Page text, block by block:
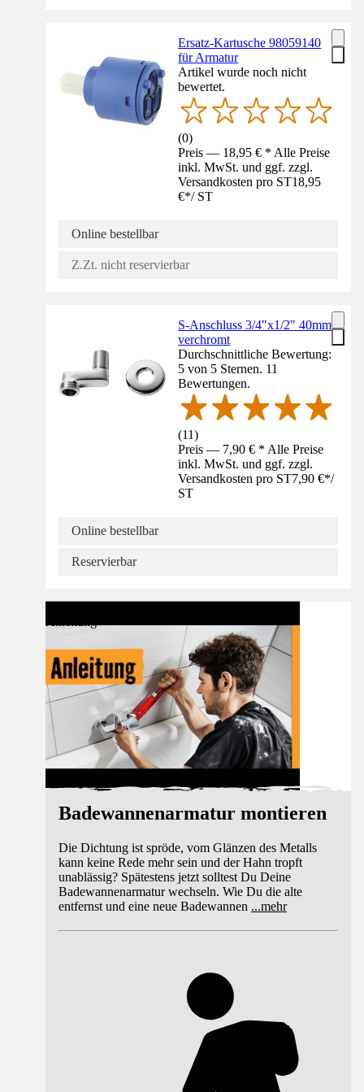
Ersatz-Kartusche 98059140
für Armatur
Artikel wurde noch nicht
bewertet.
(0)
Preis — 18,95 € * Alle Preise
inkl. MwSt. und ggf. zzgl.
Versandkosten pro ST18,95
€*/ ST
Online bestellbar
Z.Zt. nicht reservierbar
S-Anschluss 3/4"x1/2" 40mm
verchromt
Durchschnittliche Bewertung:
5 von 5 Sternen. 11
Bewertungen.
(11)
Preis — 7,90 € * Alle Preise
inkl. MwSt. und ggf. zzgl.
Versandkosten pro ST7,90 €*/
ST
Online bestellbar
Reservierbar
Badewannenarmatur montieren
Die Dichtung ist spröde, vom Glänzen des Metalls
kann keine Rede mehr sein und der Hahn tropft
unablässig? Spätestens jetzt solltest Du Deine
Badewannenarmatur wechseln. Wie Du die alte
entfernst und eine neue Badewannen ...mehr